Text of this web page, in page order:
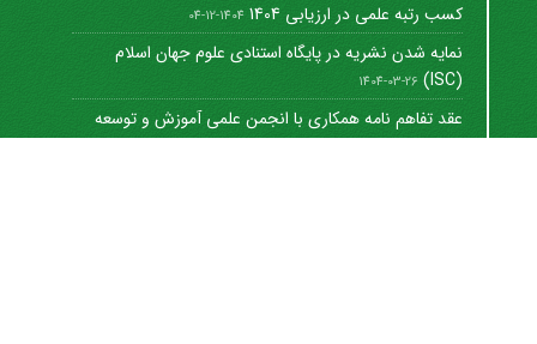
کسب رتبه علمی در ارزیابی 1404 1404-12-04
نمایه شدن نشریه در پایگاه استنادی علوم جهان اسلام
(ISC)
1404-03-26
عقد تفاهم نامه همکاری با انجمن علمی آموزش و توسعه
منابع ...